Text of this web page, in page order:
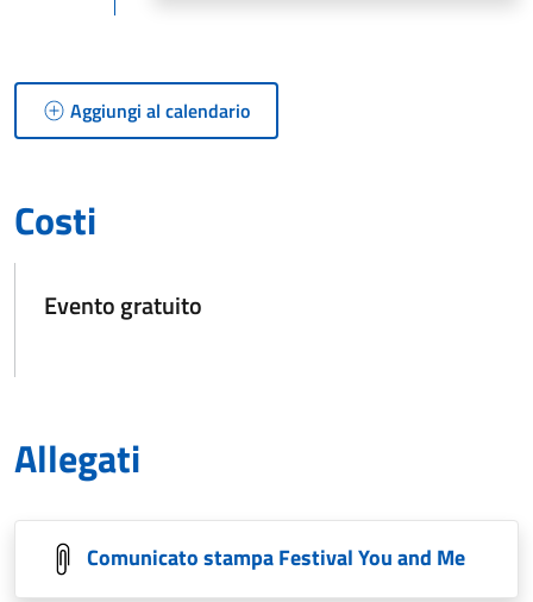
Aggiungi al calendario
Costi
Evento gratuito
Allegati
Comunicato stampa Festival You and Me